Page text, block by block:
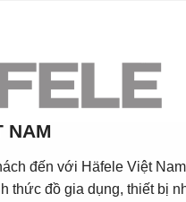
NAM
đến với Häfele Việt
thức đồ gia dụng, thiết bị